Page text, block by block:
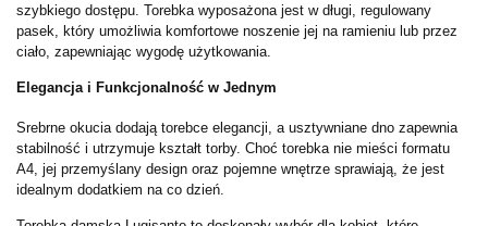
szybkiego dostępu. Torebka wyposażona jest w długi, regulowany
pasek, który umożliwia komfortowe noszenie jej na ramieniu lub przez
ciało, zapewniając wygodę użytkowania.
Elegancja i Funkcjonalność w Jednym
Srebrne okucia dodają torebce elegancji, a usztywniane dno zapewnia
stabilność i utrzymuje kształt torby. Choć torebka nie mieści formatu
A4, jej przemyślany design oraz pojemne wnętrze sprawiają, że jest
idealnym dodatkiem na co dzień.